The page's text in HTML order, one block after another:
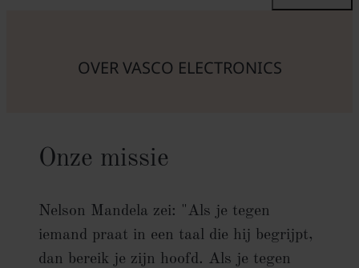
OVER VASCO ELECTRONICS
Onze missie
Nelson Mandela zei: "Als je tegen
iemand praat in een taal die hij begrijpt,
dan bereik je zijn hoofd. Als je tegen